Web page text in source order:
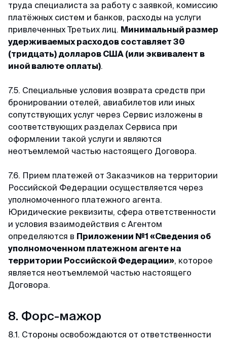
труда специалиста за работу с заявкой, комиссию
платёжных систем и банков, расходы на услуги
привлеченных Третьих лиц. Минимальный размер
удерживаемых расходов составляет 30
(тридцать) долларов США (или эквивалент в
иной валюте оплаты).
7.5. Специальные условия возврата средств при
бронировании отелей, авиабилетов или иных
сопутствующих услуг через Сервис изложены в
соответствующих разделах Сервиса при
оформлении такой услуги и являются
неотъемлемой частью настоящего Договора.
7.6. Прием платежей от Заказчиков на территории
Российской Федерации осуществляется через
уполномоченного платежного агента.
Юридические реквизиты, сфера ответственности
и условия взаимодействия с Агентом
определяются в Приложении №1 «Сведения об
уполномоченном платежном агенте на
территории Российской Федерации», которое
является неотъемлемой частью настоящего
Договора.
8. Форс-мажор
8.1. Стороны освобождаются от ответственности